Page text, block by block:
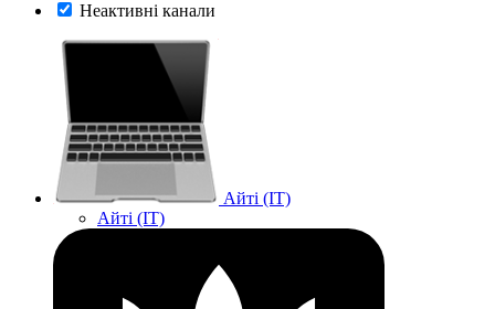
Неактивні канали
Айті (IT)
Айті (IT)